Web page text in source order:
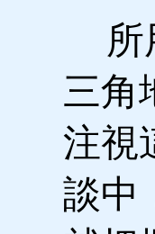
所
三角
注視
談中